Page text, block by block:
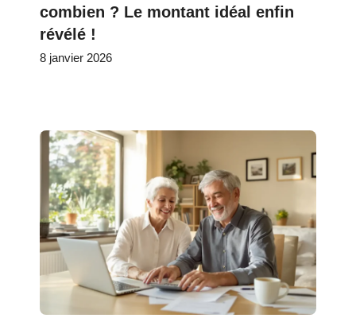
combien ? Le montant idéal enfin
révélé !
8 janvier 2026